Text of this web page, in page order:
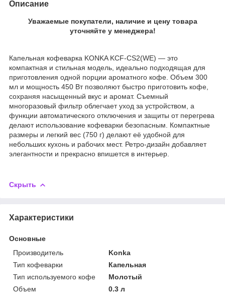
Описание
Уважаемые покупатели, наличие и цену товара
уточняйте у менеджера!
Капельная кофеварка KONKA KCF-CS2(WE) — это
компактная и стильная модель, идеально подходящая для
приготовления одной порции ароматного кофе. Объем 300
мл и мощность 450 Вт позволяют быстро приготовить кофе,
сохраняя насыщенный вкус и аромат. Съемный
многоразовый фильтр облегчает уход за устройством, а
функции автоматического отключения и защиты от перегрева
делают использование кофеварки безопасным. Компактные
размеры и легкий вес (750 г) делают её удобной для
небольших кухонь и рабочих мест. Ретро-дизайн добавляет
элегантности и прекрасно впишется в интерьер.
Скрыть
Характеристики
Основные
Производитель
Konka
Тип кофеварки
Капельная
Тип используемого кофе
Молотый
Объем
0.3 л